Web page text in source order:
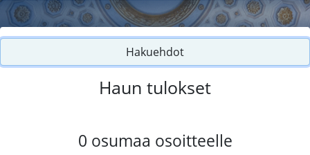
Hakuehdot
Haun tulokset
0 osumaa osoitteelle